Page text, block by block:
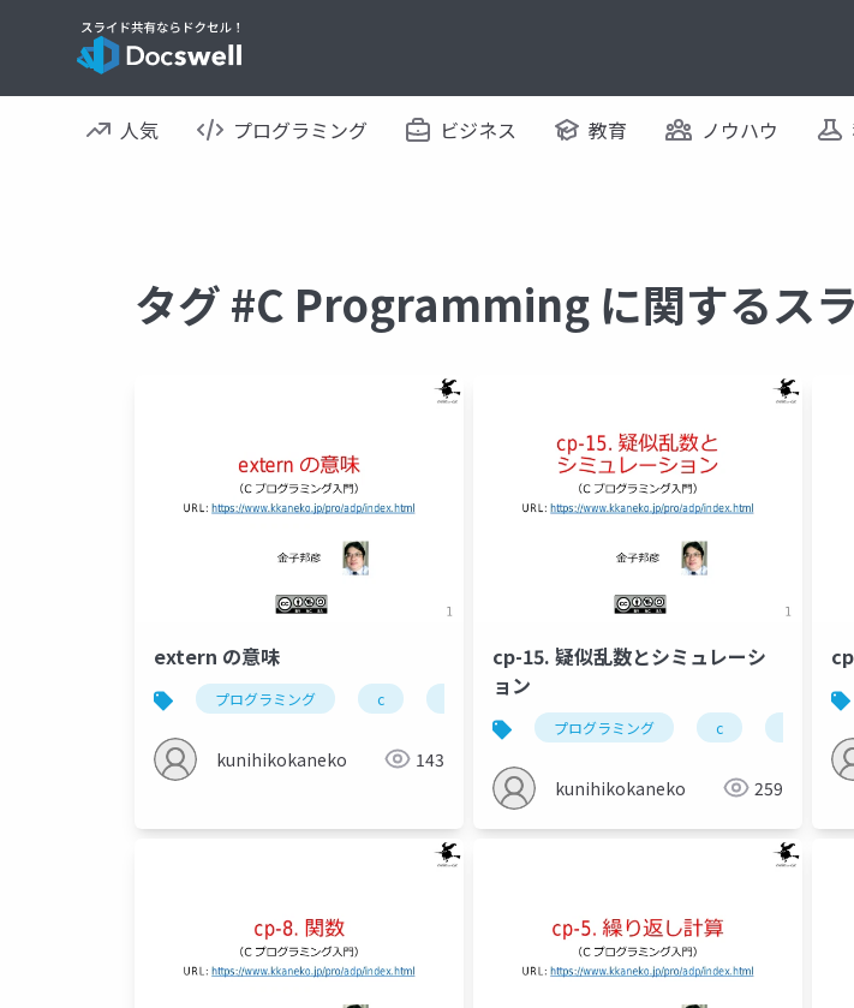
人気 プログラミング ビジネス 教育 ノウハウ
タグ #C Programming に関するス
extern の意味
プログラミング c
kunihikokaneko 143
cp-15. 疑似乱数とシミュレーシ
ョン
プログラミング c
kunihikokaneko 259